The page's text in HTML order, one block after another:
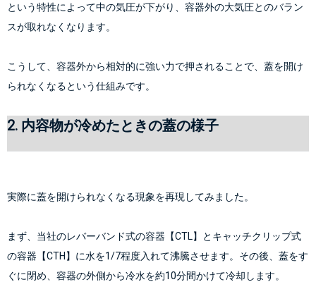
という特性によって中の気圧が下がり、容器外の大気圧とのバラン
スが取れなくなります。
こうして、容器外から相対的に強い力で押されることで、蓋を開け
られなくなるという仕組みです。
2. 内容物が冷めたときの蓋の様子
実際に蓋を開けられなくなる現象を再現してみました。
まず、当社のレバーバンド式の容器【CTL】 と キャッチクリップ式
の容器【CTH】 に水を1/7程度入れて沸騰させます。その後、蓋をす
ぐに閉め、容器の外側から冷水を約10分間かけて冷却します。